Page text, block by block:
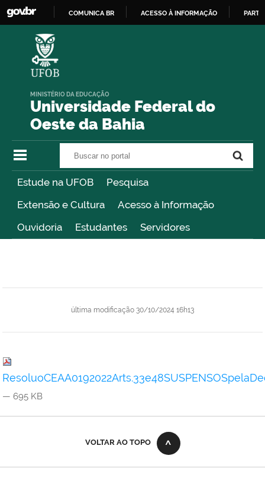
COMUNICA BR ACESSO À INFORMAÇÃO
Universidade Federal do
Oeste da Bahia
MINISTÉRIO DA EDUCAÇÃO
Estude na UFOB
Pesquisa
Extensão e Cultura
Acesso à Informação
Ouvidoria
Estudantes Servidores
última modificação 30/10/2024 16h13
— 695 KB
VOLTAR AO TOPO